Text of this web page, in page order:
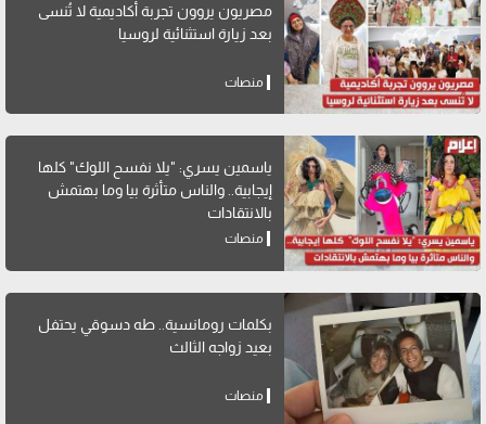
مصريون يروون تجربة أكاديمية لا تُنسى
بعد زيارة استثنائية لروسيا
منصات
ياسمين يسري: "يلا نفسح اللوك" كلها
إيجابية.. والناس متأثرة بيا وما بهتمش
بالانتقادات
منصات
بكلمات رومانسية.. طه دسوقي يحتفل
بعيد زواجه الثالث
منصات